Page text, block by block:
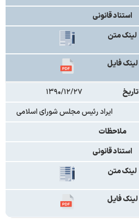
استناد قانونی
لینک متن
لینک فایل
تاریخ
۱۳۹۰/۱۲/۲۷
ایراد رئیس مجلس شورای اسلامی
ملاحظات
استناد قانونی
لینک متن
لینک فایل